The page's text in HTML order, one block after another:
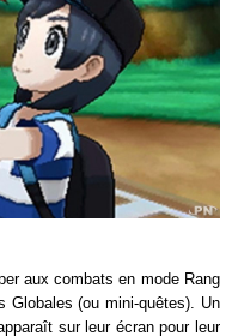
aux combats en mode Rang
Globales (ou mini-quêtes). Un
sur leur écran pour leur